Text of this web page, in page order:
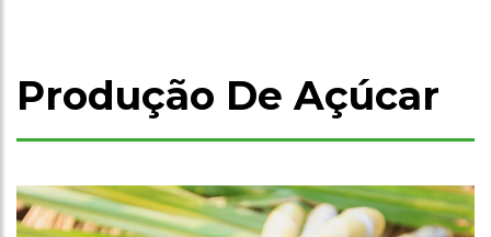
Produção De Açúcar